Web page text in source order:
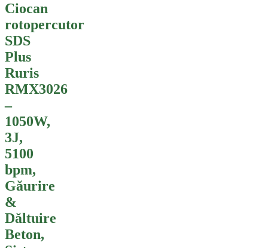
Ciocan
rotopercutor
SDS
Plus
Ruris
RMX3026
–
1050W,
3J,
5100
bpm,
Găurire
&
Dăltuire
Beton,